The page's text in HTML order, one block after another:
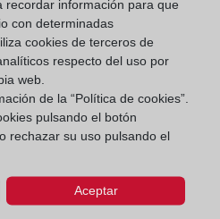
presentación telemática de
funcionalidades en
recordar información para que
con determinadas
cookies de terceros de
respecto del uso por
web.
de la “Política de cookies”.
pulsando el botón
rechazar su uso pulsando el
Aceptar